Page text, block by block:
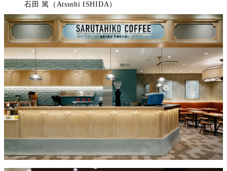
石田 篤（Atsushi ISHIDA）